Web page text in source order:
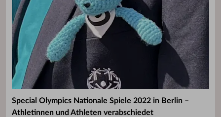
Special Olympics Nationale Spiele 2022 in Berlin –
Athletinnen und Athleten verabschiedet